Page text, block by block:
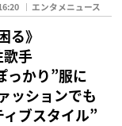
エンタメニュース
る》
歌手
っかり”服に
ッションでも
ブスタイル”